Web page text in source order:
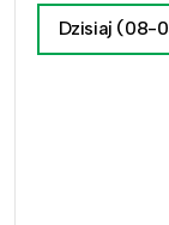
Dzisiaj (08-